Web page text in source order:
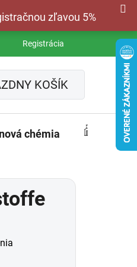
zľavou 5%
Registrácia
KOŠÍK
chémia